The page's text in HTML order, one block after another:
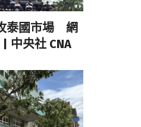
泰國市場 網
中央社 CNA